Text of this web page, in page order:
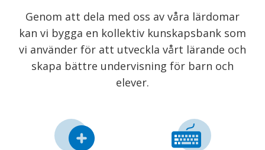
Genom att dela med oss av våra lärdomar
kan vi bygga en kollektiv kunskapsbank som
vi använder för att utveckla vårt lärande och
skapa bättre undervisning för barn och
elever.